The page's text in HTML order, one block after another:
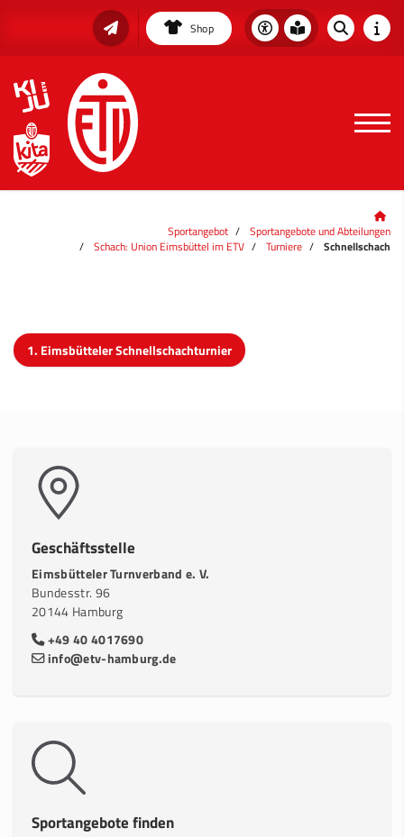
Shop
Sportangebot
Sportangebote und Abteilungen
Schach: Union Eimsbüttel im ETV
Turniere Schnellschach
1. Eimsbütteler Schnellschachturnier
Geschäftsstelle
Eimsbütteler Turnverband e. V.
Bundesstr. 96
20144 Hamburg
+49 40 4017690
info@etv-hamburg.de
Sportangebote finden